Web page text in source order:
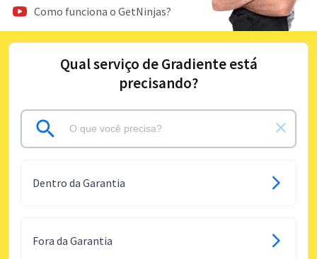
Como funciona o GetNinjas?
Qual serviço de Gradiente está
precisando?
Dentro da Garantia
Fora da Garantia